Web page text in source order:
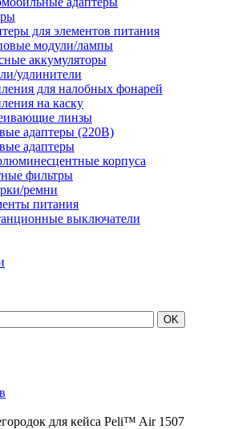
для элементов питания
модули/лампы
аккумуляторы
удлинители
для налобных фонарей
на каску
линзы
адаптеры (220В)
адаптеры
корпуса
фильтры
ремни
питания
выключатели
для кейса Peli™ Air 1507